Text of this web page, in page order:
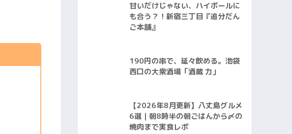
甘いだけじゃない、ハイボールに
も合う？！新宿三丁目『追分だん
ご本舗』
190円の串で、延々飲める。池袋
西口の大衆酒場「酒蔵 力」
【2026年8月更新】八丈島グルメ
6選｜朝8時半の朝ごはんから〆の
焼肉まで実食レポ